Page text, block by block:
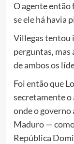
O agente
se ele há havia
Villegas tentou
perguntas,
de ambos os
Foi então que
secretamente
onde o governo
Maduro —
República